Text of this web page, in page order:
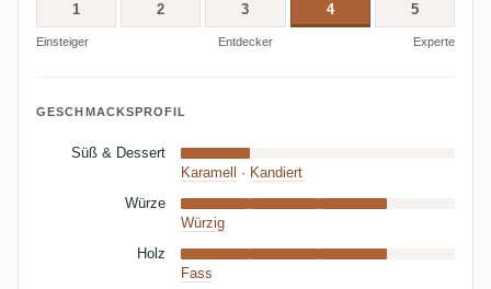
1 2 3 4 5
Einsteiger Entdecker Experte
GESCHMACKSPROFIL
Süß & Dessert
Karamell · Kandiert
Würze
Würzig
Holz
Fass